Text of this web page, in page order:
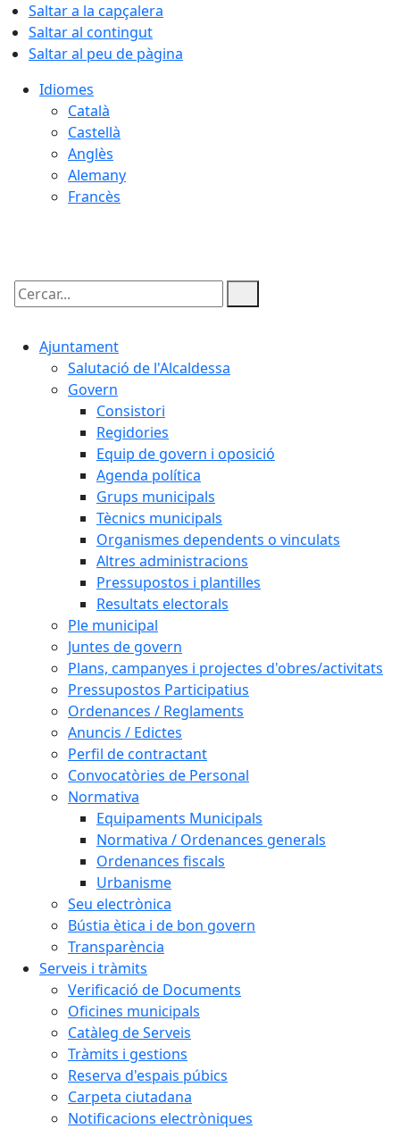
Saltar a la capçalera
Saltar al contingut
Saltar al peu de pàgina
Idiomes
Català
Castellà
Anglès
Alemany
Francès
Cercar:
Ajuntament
Salutació de l'Alcaldessa
Govern
Consistori
Regidories
Equip de govern i oposició
Agenda política
Grups municipals
Tècnics municipals
Organismes dependents o vinculats
Altres administracions
Pressupostos i plantilles
Resultats electorals
Ple municipal
Juntes de govern
Plans, campanyes i projectes d'obres/activitats
Pressupostos Participatius
Ordenances / Reglaments
Anuncis / Edictes
Perfil de contractant
Convocatòries de Personal
Normativa
Equipaments Municipals
Normativa / Ordenances generals
Ordenances fiscals
Urbanisme
Seu electrònica
Bústia ètica i de bon govern
Transparència
Serveis i tràmits
Verificació de Documents
Oficines municipals
Catàleg de Serveis
Tràmits i gestions
Reserva d'espais púbics
Carpeta ciutadana
Notificacions electròniques